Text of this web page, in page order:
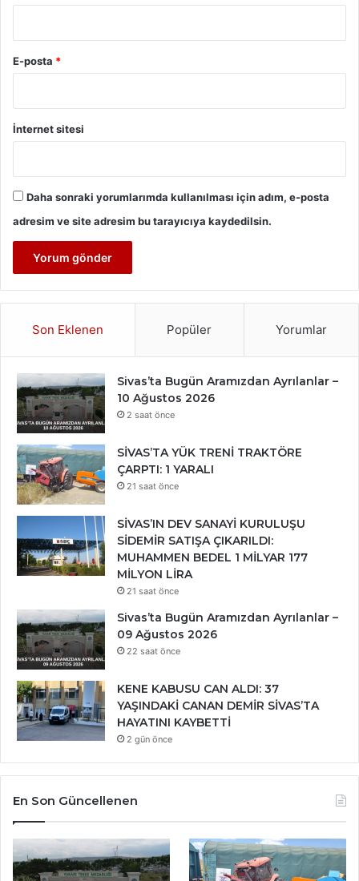
E-posta *
İnternet sitesi
Daha sonraki yorumlarımda kullanılması için adım, e-posta
adresim ve site adresim bu tarayıcıya kaydedilsin.
Son Eklenen Popüler Yorumlar
Sivas’ta Bugün Aramızdan Ayrılanlar –
10 Ağustos 2026
2 saat önce
SİVAS’TA YÜK TRENİ TRAKTÖRE
ÇARPTI: 1 YARALI
21 saat önce
SİVAS’IN DEV SANAYİ KURULUŞU
SİDEMİR SATIŞA ÇIKARILDI:
MUHAMMEN BEDEL 1 MİLYAR 177
MİLYON LİRA
21 saat önce
Sivas’ta Bugün Aramızdan Ayrılanlar –
09 Ağustos 2026
22 saat önce
KENE KABUSU CAN ALDI: 37
YAŞINDAKİ CANAN DEMİR SİVAS’TA
HAYATINI KAYBETTİ
2 gün önce
En Son Güncellenen